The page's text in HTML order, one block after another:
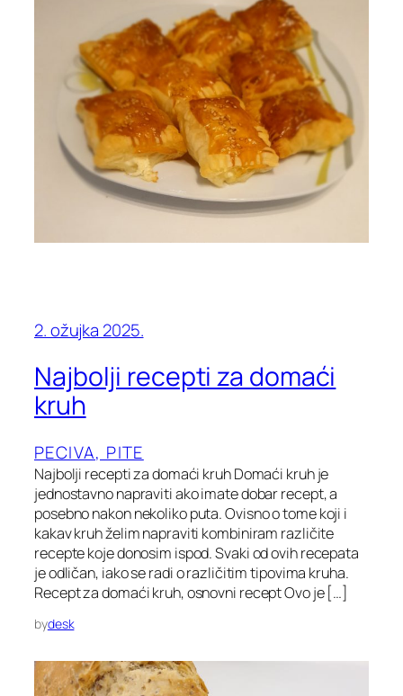
2. ožujka 2025.
Najbolji recepti za domaći
kruh
PECIVA, PITE
Najbolji recepti za domaći kruh Domaći kruh je
jednostavno napraviti ako imate dobar recept, a
posebno nakon nekoliko puta. Ovisno o tome koji i
kakav kruh želim napraviti kombiniram različite
recepte koje donosim ispod. Svaki od ovih recepata
je odličan, iako se radi o različitim tipovima kruha.
Recept za domaći kruh, osnovni recept Ovo je […]
bydesk